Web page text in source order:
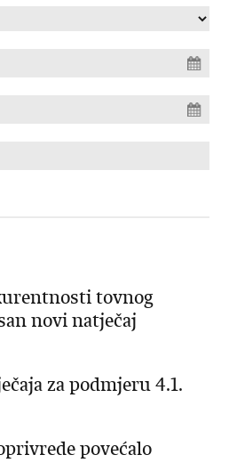
tovnog
novi natječaj
za podmjeru 4.1.
povećalo